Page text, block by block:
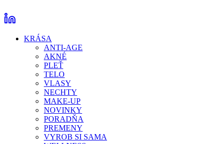
KRÁSA
ANTI-AGE
AKNÉ
PLEŤ
TELO
VLASY
NECHTY
MAKE-UP
NOVINKY
PORADŇA
PREMENY
VYROB SI SAMA